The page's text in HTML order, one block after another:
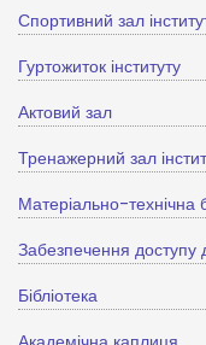
Спортивний зал
Гуртожиток інституту
Актовий зал
Тренажерний зал
Матеріально-технічна
Забезпечення доступу
Бібліотека